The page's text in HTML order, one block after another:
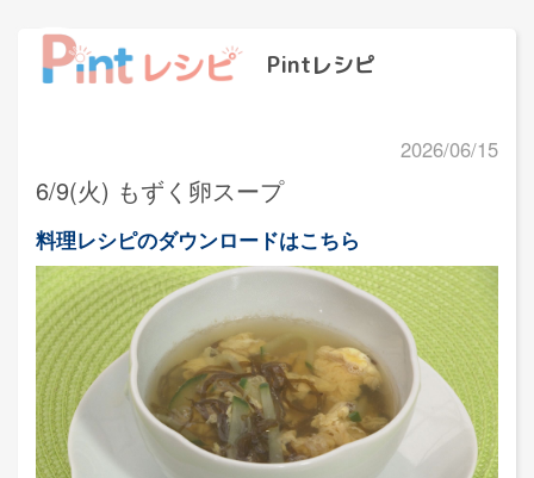
Pintレシピ
2026/06/15
6/9(火) もずく卵スープ
料理レシピのダウンロードはこちら